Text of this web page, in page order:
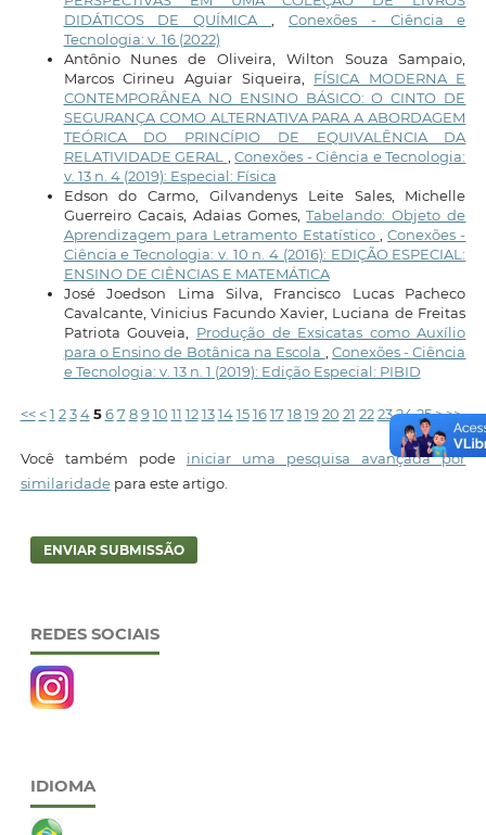
DIDÁTICOS DE QUÍMICA
Conexões - Ciência e
Tecnologia: v. 16 (2022)
Antônio Nunes de Oliveira, Wilton Souza Sampaio,
Marcos Cirineu Aguiar Siqueira, FÍSICA MODERNA E
CONTEMPORÂNEA NO ENSINO BÁSICO: O CINTO DE
SEGURANÇA COMO ALTERNATIVA PARA A ABORDAGEM
TEÓRICA DO PRINCÍPIO DE EQUIVALÊNCIA DA
RELATIVIDADE GERAL
,Conexões - Ciência e Tecnologia:
v. 13 n. 4 (2019): Especial: Física
Edson do Carmo, Gilvandenys Leite Sales, Michelle
Guerreiro Cacais, Adaias Gomes,Tabelando: Objeto de
Aprendizagem para Letramento Estatístico
,Conexões -
Ciência e Tecnologia: v. 10 n. 4 (2016): EDIÇÃO ESPECIAL:
ENSINO DE CIÊNCIAS E MATEMÁTICA
José Joedson Lima Silva, Francisco Lucas Pacheco
Cavalcante, Vinicius Facundo Xavier, Luciana de Freitas
Patriota Gouveia, Produção de Exsicatas como Auxílio
para o Ensino de Botânica na Escola
Conexões - Ciência
e Tecnologia: v. 13 n. 1 (2019): Edição Especial: PIBID
<< < 1 2 3 4 5 6 7 8 9 10 11 12 13 14 15 16 17 18 19 20 21 22 232425>>>
Você também pode iniciar uma pesquisa avançada por
similaridadepara este artigo.
ENVIAR SUBMISSÃO
REDES SOCIAIS
IDIOMA